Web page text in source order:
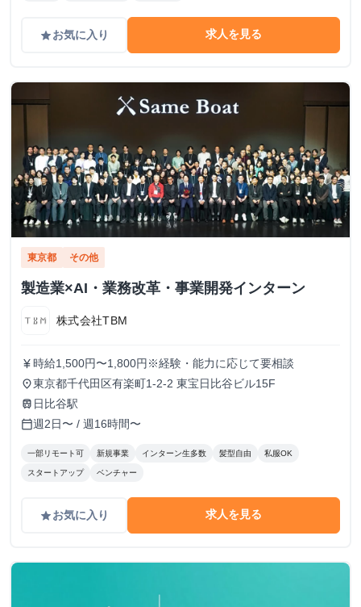
gradeお気に入り 求人を見る
東京都 その他
製造業×AI・業務改革・事業開発インターン
株式会社TBM
currency_yen 時給1,500円〜1,800円※経験・能力に応じて要相談
place東京都千代田区有楽町1-2-2 東宝日比谷ビル15F
train 日比谷駅
calendar_today週2日〜 / 週16時間〜
一部リモート可 新規事業 インターン生多数 髪型自由 私服OK
スタートアップ ベンチャー
gradeお気に入り 求人を見る